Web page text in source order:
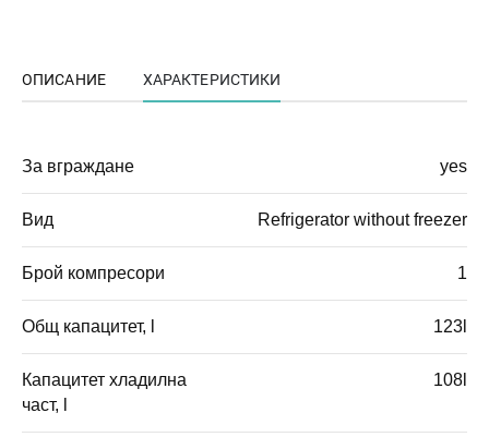
ОПИСАНИЕ ХАРАКТЕРИСТИКИ
За вграждане yes
Вид Refrigerator without freezer
Брой компресори 1
Общ капацитет, l 123l
Капацитет хладилна
част, l
108l